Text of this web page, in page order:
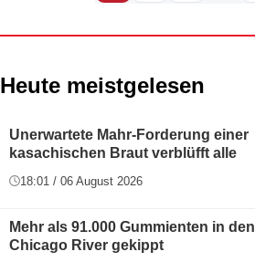
Heute meistgelesen
Unerwartete Mahr-Forderung einer
kasachischen Braut verblüfft alle
18:01 / 06 August 2026
Mehr als 91.000 Gummienten in den
Chicago River gekippt